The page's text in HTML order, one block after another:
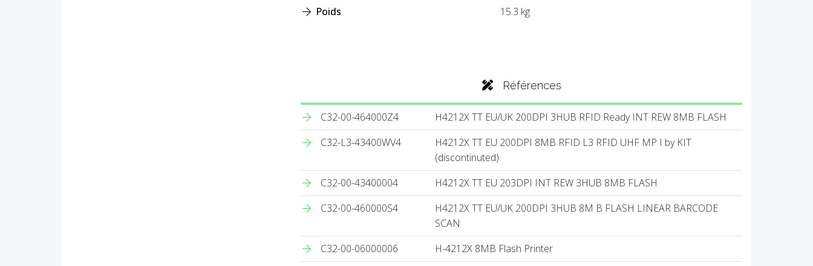
Poids
15.3 kg
Références
C32-00-464000Z4
H4212X TT EU/UK 200DPI 3HUB RFID Ready INT REW 8MB FLASH
C32-L3-43400WV4
H4212X TT EU 200DPI 8MB RFID L3 RFID UHF MP I by KIT
(discontinuted)
C32-00-43400004
H4212X TT EU 203DPI INT REW 3HUB 8MB FLASH
C32-00-460000S4
H4212X TT EU/UK 200DPI 3HUB 8M B FLASH LINEAR BARCODE
SCAN
C32-00-06000006
H-4212X 8MB Flash Printer